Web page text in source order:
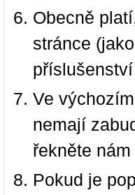
Obecně
stránce
Ve
nemají
řekněte
Pokud je